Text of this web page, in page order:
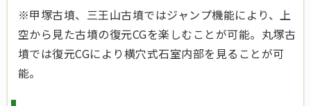
※甲塚古墳、三王山古墳ではジャンプ機能により、上
空から見た古墳の復元CGを楽しむことが可能。丸塚古
墳では復元CGにより横穴式石室内部を見ることが可
能。